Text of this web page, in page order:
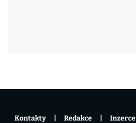
Kontakty Redakce Inzerce